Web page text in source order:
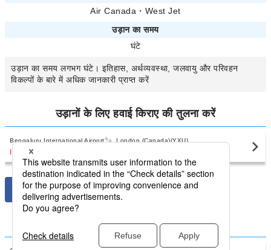
Air Canada ・ West Jet
उड़ान का समय
घंटे
उड़ान का समय लगभग घंटे। इतिहास, अर्थव्यवस्था, जलवायु और परिवहन
विकल्पों के बारे में अधिक जानकारी प्राप्त करें
उड़ानों के लिए हवाई किराए की तुलना करें
Bengaluru International Airport London (Canada)(YXU)
INR90,417
घरेलू उड़ानों के लिए हवाई किराए की तुलना करें?